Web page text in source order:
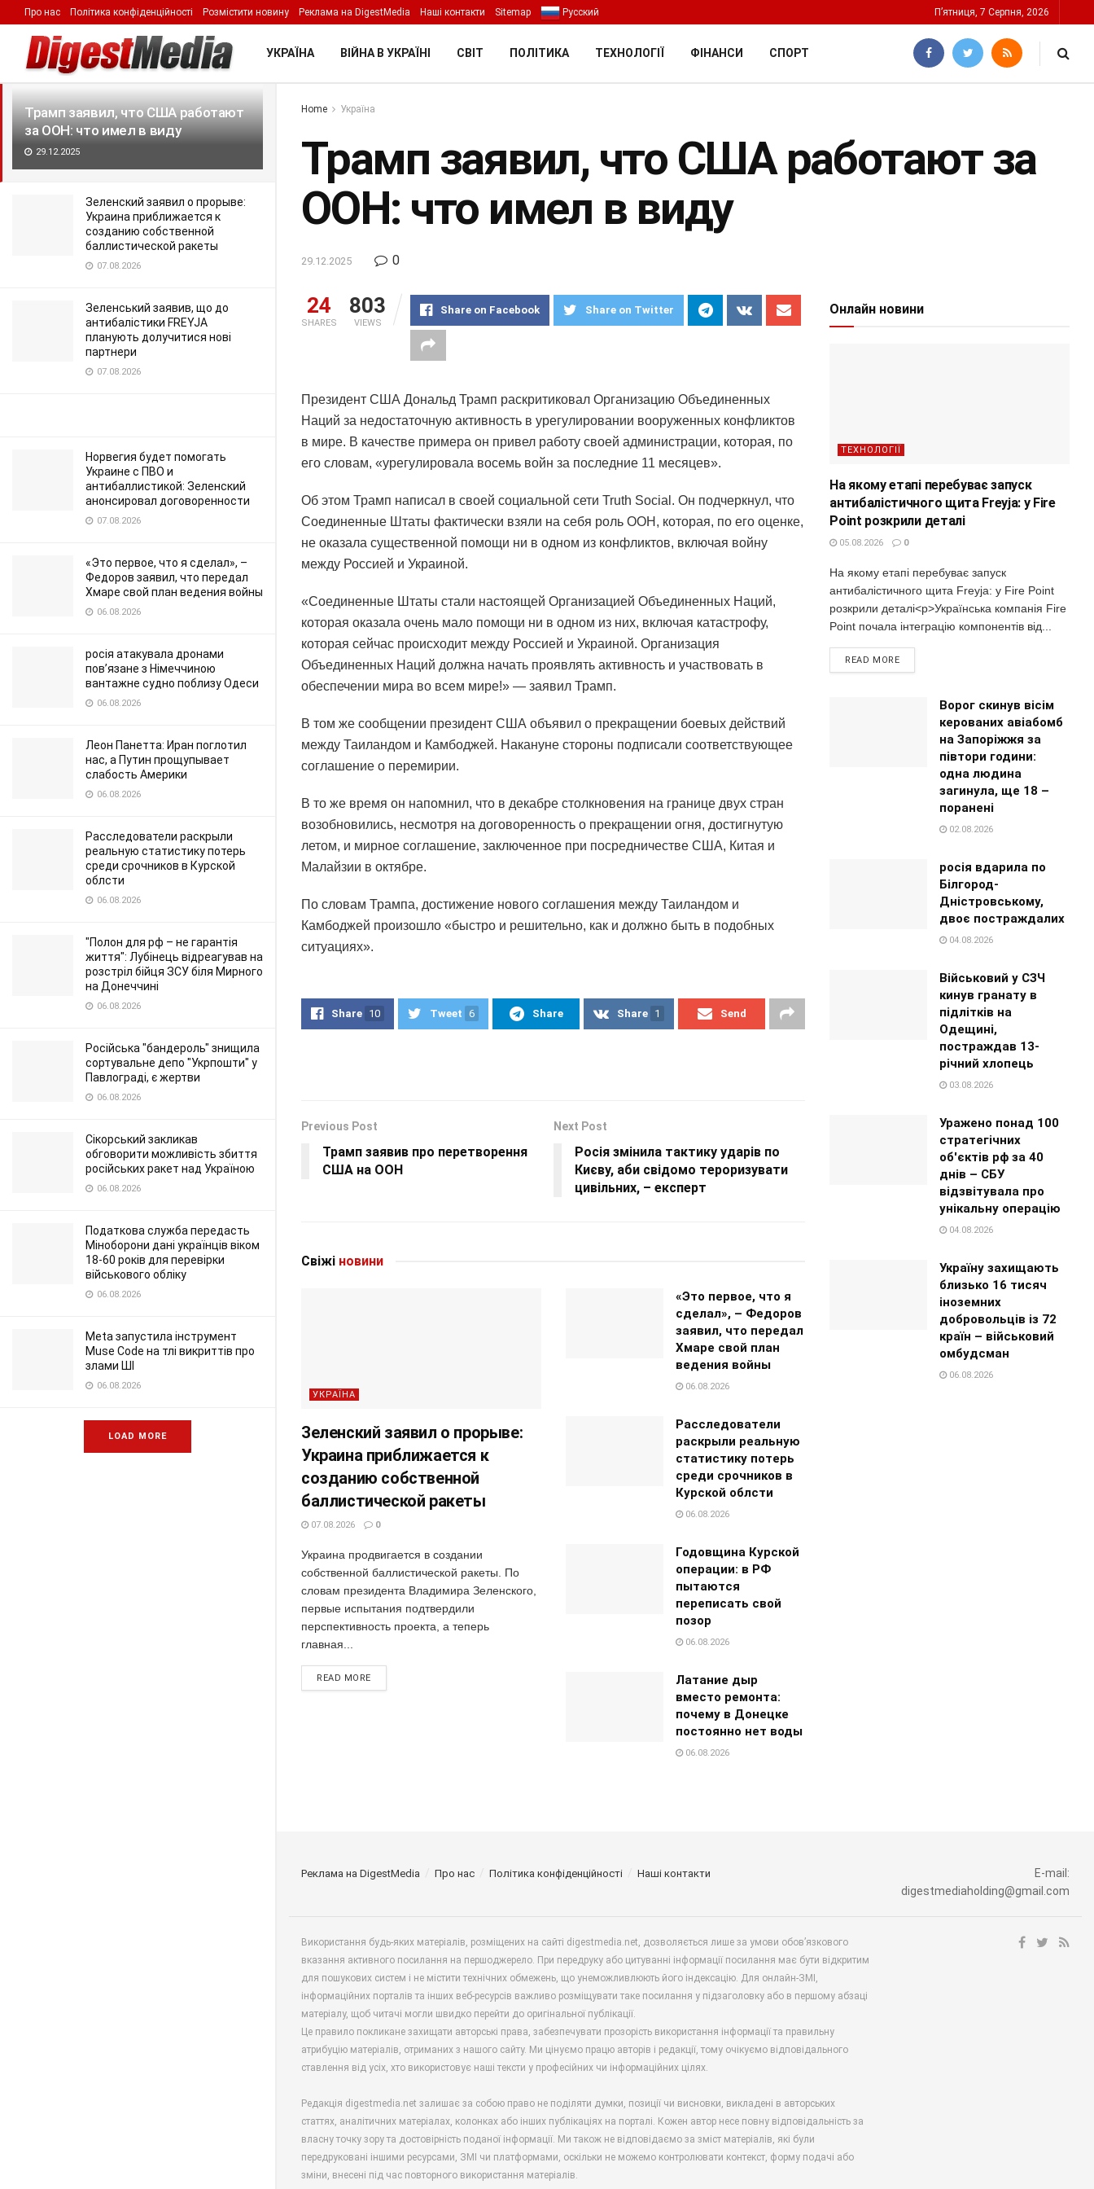
LATEST TRENDING Filter
Трамп заявил, что США работают
за ООН: что имел в виду
29.12.2025
Зеленский заявил о прорыве:
Украина приближается к
созданию собственной
баллистической ракеты
07.08.2026
Зеленський заявив, що до
антибалістики FREYJA
планують долучитися нові
партнери
07.08.2026
Норвегия будет помогать
Украине с ПВО и
антибаллистикой: Зеленский
анонсировал договоренности
07.08.2026
«Это первое, что я сделал», –
Федоров заявил, что передал
Хмаре свой план ведения войны
06.08.2026
росія атакувала дронами
пов’язане з Німеччиною
вантажне судно поблизу Одеси
06.08.2026
Леон Панетта: Иран поглотил
нас, а Путин прощупывает
слабость Америки
06.08.2026
Расследователи раскрыли
реальную статистику потерь
среди срочников в Курской
облсти
06.08.2026
"Полон для рф – не гарантія
життя": Лубінець відреагував на
розстріл бійця ЗСУ біля Мирного
на Донеччині
06.08.2026
Російська "бандероль" знищила
сортувальне депо "Укрпошти" у
Павлограді, є жертви
06.08.2026
Сікорський закликав
обговорити можливість збиття
російських ракет над Україною
06.08.2026
Податкова служба передасть
Міноборони дані українців віком
18-60 років для перевірки
військового обліку
06.08.2026
Meta запустила інструмент
Muse Code на тлі викриттів про
злами ШІ
06.08.2026
LOAD MORE
Про нас Політика конфіденційності Розмістити новину Реклама на DigestMedia Наші контакти Sitemap Русский П’ятниця, 7 Серпня, 2026
УКРАЇНА ВІЙНА В УКРАЇНІ СВІТ ПОЛІТИКА ТЕХНОЛОГІЇ ФІНАНСИ СПОРТ
Home Україна
Трамп заявил, что США работают за
ООН: что имел в виду
29.12.2025 0
24
SHARES
803
VIEWS
Share on Facebook Share on Twitter
Президент США Дональд Трамп раскритиковал Организацию Объединенных
Наций за недостаточную активность в урегулировании вооруженных конфликтов
в мире. В качестве примера он привел работу своей администрации, которая, по
его словам, «урегулировала восемь войн за последние 11 месяцев».
Об этом Трамп написал в своей социальной сети Truth Social. Он подчеркнул, что
Соединенные Штаты фактически взяли на себя роль ООН, которая, по его оценке,
не оказала существенной помощи ни в одном из конфликтов, включая войну
между Россией и Украиной.
«Соединенные Штаты стали настоящей Организацией Объединенных Наций,
которая оказала очень мало помощи ни в одном из них, включая катастрофу,
которая сейчас происходит между Россией и Украиной. Организация
Объединенных Наций должна начать проявлять активность и участвовать в
обеспечении мира во всем мире!» — заявил Трамп.
В том же сообщении президент США объявил о прекращении боевых действий
между Таиландом и Камбоджей. Накануне стороны подписали соответствующее
соглашение о перемирии.
В то же время он напомнил, что в декабре столкновения на границе двух стран
возобновились, несмотря на договоренность о прекращении огня, достигнутую
летом, и мирное соглашение, заключенное при посредничестве США, Китая и
Малайзии в октябре.
По словам Трампа, достижение нового соглашения между Таиландом и
Камбоджей произошло «быстро и решительно, как и должно быть в подобных
ситуациях».
Share 10 Tweet 6 Share Share 1 Send
Previous Post
Трамп заявив про перетворення
США на ООН
Next Post
Росія змінила тактику ударів по
Києву, аби свідомо тероризувати
цивільних, – експерт
Свіжі новини
УКРАЇНА
Зеленский заявил о прорыве:
Украина приближается к
созданию собственной
баллистической ракеты
07.08.2026 0
Украина продвигается в создании
собственной баллистической ракеты. По
словам президента Владимира Зеленского,
первые испытания подтвердили
перспективность проекта, а теперь
главная...
READ MORE
«Это первое, что я
сделал», – Федоров
заявил, что передал
Хмаре свой план
ведения войны
06.08.2026
Расследователи
раскрыли реальную
статистику потерь
среди срочников в
Курской облсти
06.08.2026
Годовщина Курской
операции: в РФ
пытаются
переписать свой
позор
06.08.2026
Латание дыр
вместо ремонта:
почему в Донецке
постоянно нет воды
06.08.2026
Онлайн новини
ТЕХНОЛОГІЇ
На якому етапі перебуває запуск
антибалістичного щита Freyja: у Fire
Point розкрили деталі
05.08.2026 0
На якому етапі перебуває запуск
антибалістичного щита Freyja: у Fire Point
розкрили деталі<p>Українська компанія Fire
Point почала інтеграцію компонентів від...
READ MORE
Ворог скинув вісім
керованих авіабомб
на Запоріжжя за
півтори години:
одна людина
загинула, ще 18 –
поранені
02.08.2026
росія вдарила по
Білгород-
Дністровському,
двоє постраждалих
04.08.2026
Військовий у СЗЧ
кинув гранату в
підлітків на
Одещині,
постраждав 13-
річний хлопець
03.08.2026
Уражено понад 100
стратегічних
об'єктів рф за 40
днів – СБУ
відзвітувала про
унікальну операцію
04.08.2026
Україну захищають
близько 16 тисяч
іноземних
добровольців із 72
країн – військовий
омбудсман
06.08.2026
Реклама на DigestMedia Про нас Політика конфіденційності Наші контакти
E-mail:
digestmediaholding@gmail.com
Використання будь-яких матеріалів, розміщених на сайті digestmedia.net, дозволяється лише за умови обов’язкового
вказання активного посилання на першоджерело. При передруку або цитуванні інформації посилання має бути відкритим
для пошукових систем і не містити технічних обмежень, що унеможливлюють його індексацію. Для онлайн-ЗМІ,
інформаційних порталів та інших веб-ресурсів важливо розміщувати таке посилання у підзаголовку або в першому абзаці
матеріалу, щоб читачі могли швидко перейти до оригінальної публікації.
Це правило покликане захищати авторські права, забезпечувати прозорість використання інформації та правильну
атрибуцію матеріалів, отриманих з нашого сайту. Ми цінуємо працю авторів і редакції, тому очікуємо відповідального
ставлення від усіх, хто використовує наші тексти у професійних чи інформаційних цілях.
Редакція digestmedia.net залишає за собою право не поділяти думки, позиції чи висновки, викладені в авторських
статтях, аналітичних матеріалах, колонках або інших публікаціях на порталі. Кожен автор несе повну відповідальність за
власну точку зору та достовірність поданої інформації. Ми також не відповідаємо за зміст матеріалів, які були
передруковані іншими ресурсами, ЗМІ чи платформами, оскільки не можемо контролювати контекст, форму подачі або
зміни, внесені під час повторного використання матеріалів.